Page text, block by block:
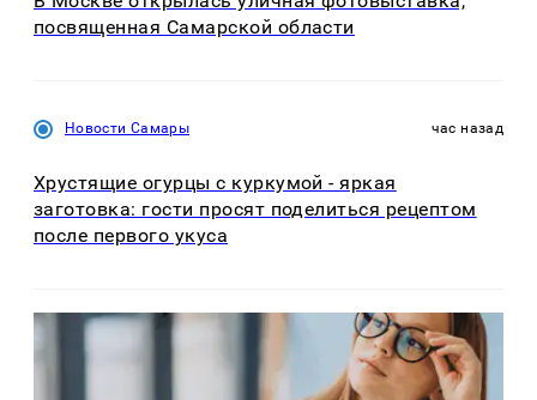
посвященная Самарской области
Новости Самары час назад
Хрустящие огурцы с куркумой - яркая
заготовка: гости просят поделиться рецептом
после первого укуса